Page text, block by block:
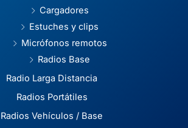
Cargadores
Estuches y clips
Micrófonos remotos
Radios Base
Radio Larga Distancia
Radios Portátiles
Radios Vehículos / Base